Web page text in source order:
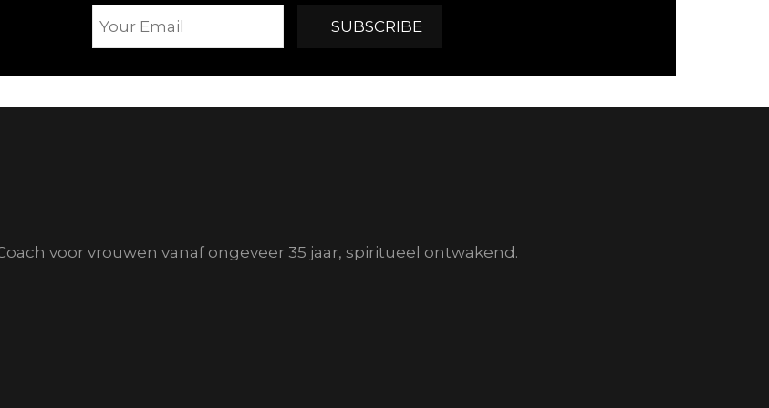
voor vrouwen vanaf ongeveer 35 jaar, spiritueel ontwakend.